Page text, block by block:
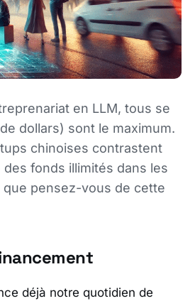
en LLM, tous se
dollars) sont le maximum.
chinoises contrastent
fonds illimités dans les
pensez-vous de cette
déjà notre quotidien de